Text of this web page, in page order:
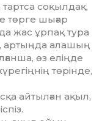
тартса соқылдақ,
төр­ге шығар
жас ұрпақ тура
ар­тыңда алашың
өз елің­де
төрінде,
айтылған ақыл,